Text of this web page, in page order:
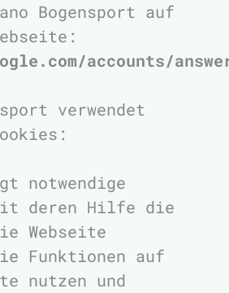
Bogensport auf
accounts/
verwendet
notwendige
deren Hilfe die
Webseite
Funktionen auf
nutzen und